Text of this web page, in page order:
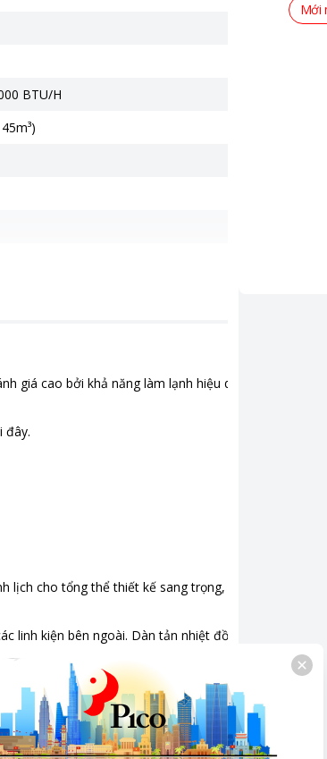
BTU/H
giá cao bởi khả năng làm lạnh hiệu quả, tiết kiệm
đây.
lịch cho tổng thể thiết kế sang trọng, tinh tế, trang trí
linh kiện bên ngoài. Dàn tản nhiệt đồng mạ vàng giúp
Mới